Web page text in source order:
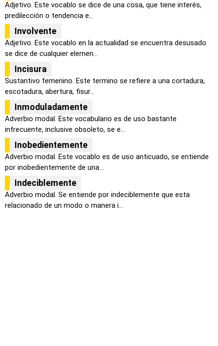
Adjetivo. Este vocablo se dice de una cosa, que tiene interés,
predilección o tendencia e...
Involvente
Adjetivo. Este vocablo en la actualidad se encuentra desusado
se dice de cualquier elemen...
Incisura
Sustantivo femenino. Este termino se refiere a una cortadura,
escotadura, abertura, fisur...
Inmoduladamente
Adverbio modal. Este vocabulario es de uso bastante
infrecuente, inclusive obsoleto, se e...
Inobedientemente
Adverbio modal. Este vocablo es de uso anticuado, se entiende
por inobedientemente de una...
Indeciblemente
Adverbio modal. Se entiende por indeciblemente que esta
relacionado de un modo o manera i...